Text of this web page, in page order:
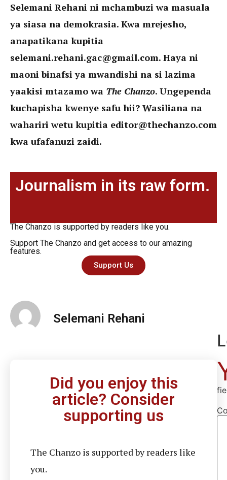
Selemani Rehani ni mchambuzi wa masuala
ya siasa na demokrasia. Kwa mrejesho,
anapatikana kupitia
selemani.rehani.gac@gmail.com. Haya ni
maoni binafsi ya mwandishi na si lazima
yaakisi mtazamo wa The Chanzo. Ungependa
kuchapisha kwenye safu hii? Wasiliana na
wahariri wetu kupitia editor@thechanzo.com
kwa ufafanuzi zaidi.
Journalism in its raw form.
The Chanzo is supported by readers like you.
Support The Chanzo and get access to our amazing
features.
Support Us
Selemani Rehani
Did you enjoy this
article? Consider
supporting us
The Chanzo is supported by readers like
you.